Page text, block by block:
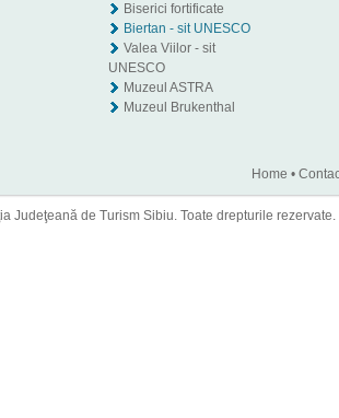
Biserici fortificate
Biertan - sit UNESCO
Valea Viilor - sit
UNESCO
Muzeul ASTRA
Muzeul Brukenthal
Home •
Judeţeană de Turism Sibiu. Toate drepturile rezervate.